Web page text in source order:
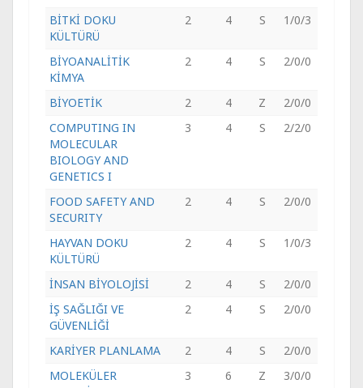
BİTKİ DOKU
KÜLTÜRÜ
2 4 S 1/0/3
BİYOANALİTİK
KİMYA
2 4 S 2/0/0
BİYOETİK 2 4 Z
2/0/0
COMPUTING IN
MOLECULAR
BIOLOGY AND
GENETICS I
3 4 S 2/2/0
FOOD SAFETY AND
SECURITY
2 4 S 2/0/0
HAYVAN DOKU
KÜLTÜRÜ
2 4 S 1/0/3
İNSAN BİYOLOJİSİ 2 4 S
2/0/0
İŞ SAĞLIĞI VE
GÜVENLİĞİ
2 4 S 2/0/0
KARİYER PLANLAMA 2 4 S
2/0/0
MOLEKÜLER
3 6 Z 3/0/0